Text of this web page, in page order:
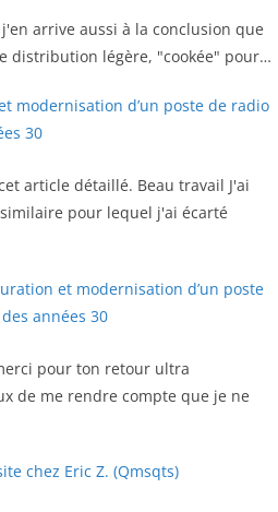
j'en arrive aussi à la conclusion que
distribution légère, "cookée" pour…
modernisation d’un poste de radio
30
article détaillé. Beau travail J'ai
pour lequel j'ai écarté
et modernisation d’un poste
années 30
pour ton retour ultra
de me rendre compte que je ne
chez Eric Z. (Qmsqts)